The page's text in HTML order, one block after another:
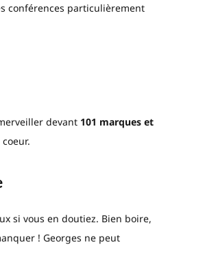
conférences particulièrement
devant 101 marques et
si vous en doutiez. Bien boire,
! Georges ne peut